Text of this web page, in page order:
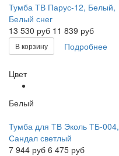
Тумба ТВ Парус-12, Белый,
Белый снег
13 530 руб 11 839 руб
В корзину Подробнее
Цвет
Белый
Тумба для ТВ Эколь ТБ-004,
Сандал светлый
7 944 руб 6 475 руб